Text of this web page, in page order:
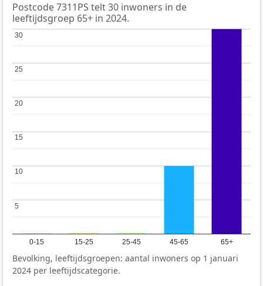
Postcode 7311PS telt 30 inwoners in de
leeftijdsgroep 65+ in 2024.
0-15 15-25 25-45 45-65 65+
5
5
10
10
15
15
20
20
25
25
30
30
Bevolking, leeftijdsgroepen: aantal inwoners op 1 januari
2024 per leeftijdscategorie.